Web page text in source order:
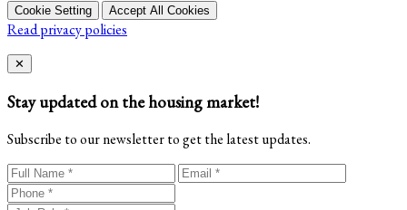
Cookie Setting Accept All Cookies
Read privacy policies
Close
✕
Stay updated on the housing market!
Subscribe to our newsletter to get the latest updates.